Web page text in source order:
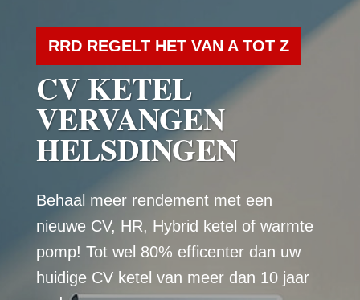
RRD REGELT HET VAN A TOT Z
CV KETEL
VERVANGEN
HELSDINGEN
Behaal meer rendement met een
nieuwe CV, HR, Hybrid ketel of warmte
pomp! Tot wel 80% efficenter dan uw
huidige CV ketel van meer dan 10 jaar